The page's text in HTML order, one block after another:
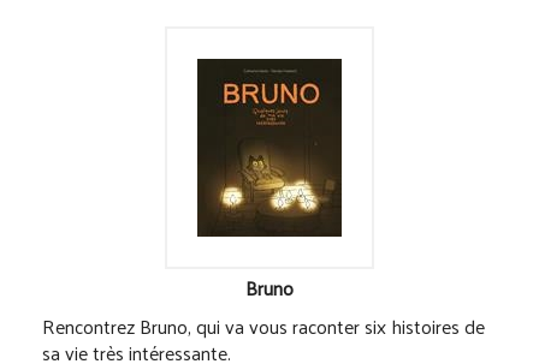
Bruno
Rencontrez Bruno, qui va vous raconter six histoires de
sa vie très intéressante.